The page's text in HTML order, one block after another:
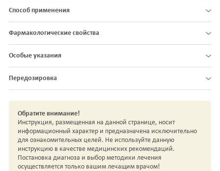
Способ применения
Фармакологические свойства
Особые указания
Передозировка
Обратите внимание!
Инструкция, размещенная на данной странице, носит
информационный характер и предназначена исключительно
для ознакомительных целей. Не используйте данную
инструкцию в качестве медицинских рекомендаций.
Постановка диагноза и выбор методики лечения
осуществляется только вашим лечащим врачом!